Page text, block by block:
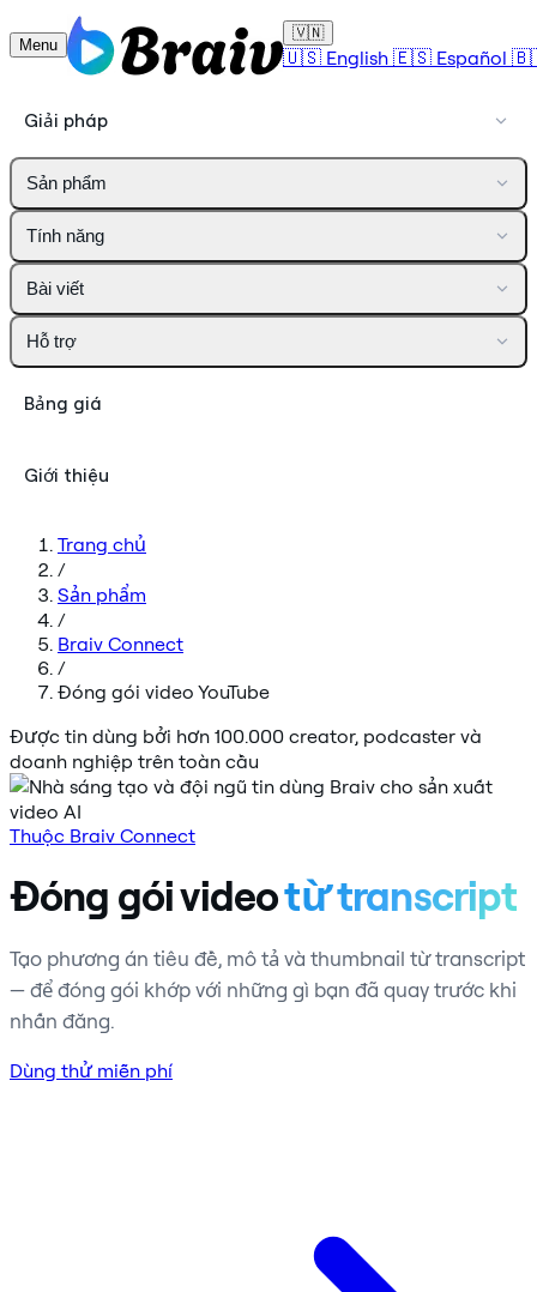
Menu
🇻🇳
🇺🇸 English 🇪🇸 Español
Giải pháp
Sản phẩm
Tính năng
Bài viết
Hỗ trợ
Bảng giá
Giới thiệu
Trang chủ
/
Sản phẩm
/
Braiv Connect
/
Đóng gói video YouTube
Được tin dùng bởi hơn 100.000 creator, podcaster và
doanh nghiệp trên toàn cầu
Thuộc Braiv Connect
Đóng gói videotừ transcript
Tạo phương án tiêu đề, mô tả và thumbnail từ transcript
— để đóng gói khớp với những gì bạn đã quay trước khi
nhấn đăng.
Dùng thử miễn phí